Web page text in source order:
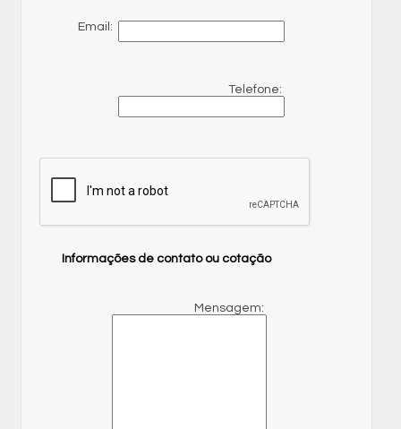
Email:
Telefone:
Informações de contato ou cotação
Mensagem: